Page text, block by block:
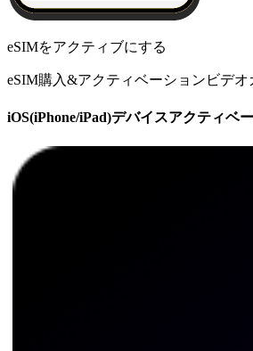
eSIMをアクティブにする
eSIM購入&アクティベーションビデオ
iOS(iPhone/iPad)デバイスアクティベ